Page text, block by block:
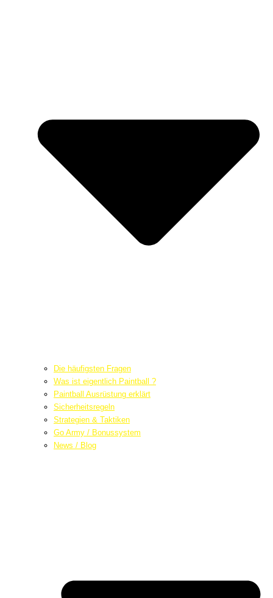
Die häufigsten Fragen
Was ist eigentlich Paintball ?
Paintball Ausrüstung erklärt
Sicherheitsregeln
Strategien & Taktiken
Go Army / Bonussystem
News / Blog